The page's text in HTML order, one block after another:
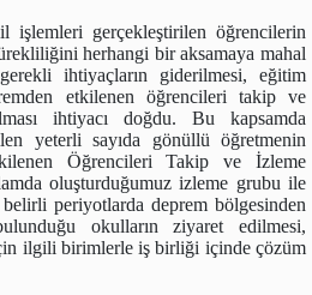
işlemleri gerçekleştirilen öğrencilerin
herhangi bir aksamaya mahal
ihtiyaçların giderilmesi, eğitim
etkilenen öğrencileri takip ve
ihtiyacı doğdu. Bu kapsamda
yeterli sayıda gönüllü öğretmenin
Öğrencileri Takip ve İzleme
oluşturduğumuz izleme grubu ile
periyotlarda deprem bölgesinden
okulların ziyaret edilmesi,
ilgili birimlerle iş birliği içinde çözüm